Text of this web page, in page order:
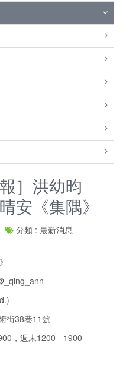
］洪幼昀
安《集隅》
分類 : 最新消息
街38巷11號
，週末1200 - 1900